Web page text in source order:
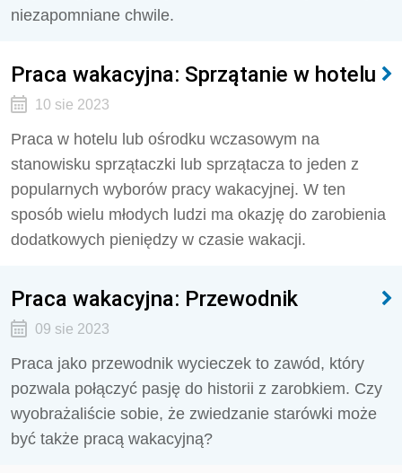
niezapomniane chwile.
Praca wakacyjna: Sprzątanie w hotelu
10 sie 2023
Praca w hotelu lub ośrodku wczasowym na
stanowisku sprzątaczki lub sprzątacza to jeden z
popularnych wyborów pracy wakacyjnej. W ten
sposób wielu młodych ludzi ma okazję do zarobienia
dodatkowych pieniędzy w czasie wakacji.
Praca wakacyjna: Przewodnik
09 sie 2023
Praca jako przewodnik wycieczek to zawód, który
pozwala połączyć pasję do historii z zarobkiem. Czy
wyobrażaliście sobie, że zwiedzanie starówki może
być także pracą wakacyjną?